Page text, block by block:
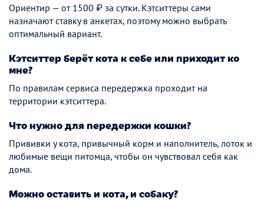
Ориентир — от 1500 ₽ за сутки. Кэтситтеры сами
назначают ставку в анкетах, поэтому можно выбрать
оптимальный вариант.
Кэтситтер берёт кота к себе или приходит ко
мне?
По правилам сервиса передержка проходит на
территории кэтситтера.
Что нужно для передержки кошки?
Прививки у кота, привычный корм и наполнитель, лоток и
любимые вещи питомца, чтобы он чувствовал себя как
дома.
Можно оставить и кота, и собаку?